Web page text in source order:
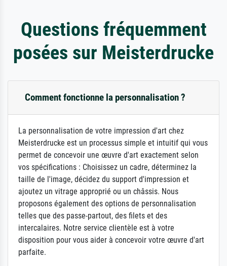
Questions fréquemment
posées sur Meisterdrucke
Comment fonctionne la personnalisation ?
La personnalisation de votre impression d'art chez
Meisterdrucke est un processus simple et intuitif qui vous
permet de concevoir une œuvre d'art exactement selon
vos spécifications : Choisissez un cadre, déterminez la
taille de l'image, décidez du support d'impression et
ajoutez un vitrage approprié ou un châssis. Nous
proposons également des options de personnalisation
telles que des passe-partout, des filets et des
intercalaires. Notre service clientèle est à votre
disposition pour vous aider à concevoir votre œuvre d'art
parfaite.